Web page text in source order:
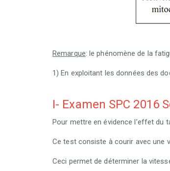
Remarque: le phénomène de la
1) En exploitant les données des
I- Examen SPC 2016
Pour mettre en évidence l’effet du
Ce test consiste à courir avec une
Ceci permet de déterminer la